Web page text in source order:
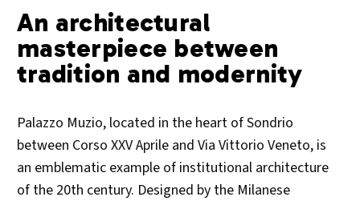
An architectural
masterpiece between
tradition and modernity
Palazzo Muzio, located in the heart of Sondrio
between Corso XXV Aprile and Via Vittorio Veneto, is
an emblematic example of institutional architecture
of the 20th century. Designed by the Milanese